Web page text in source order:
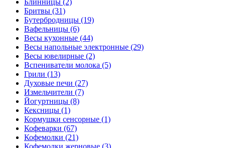
Бритвы (31)
Бутербродницы (19)
Вафельницы (6)
Весы кухонные (44)
Весы напольные электронные (29)
Весы ювелирные (2)
Вспениватели молока (5)
Грили (13)
Духовые печи (27)
Измельчители (7)
Йогуртницы (8)
Кексницы (1)
Кормушки сенсорные (1)
Кофеварки (67)
Кофемолки (21)
Кофемолки жерновые (3)